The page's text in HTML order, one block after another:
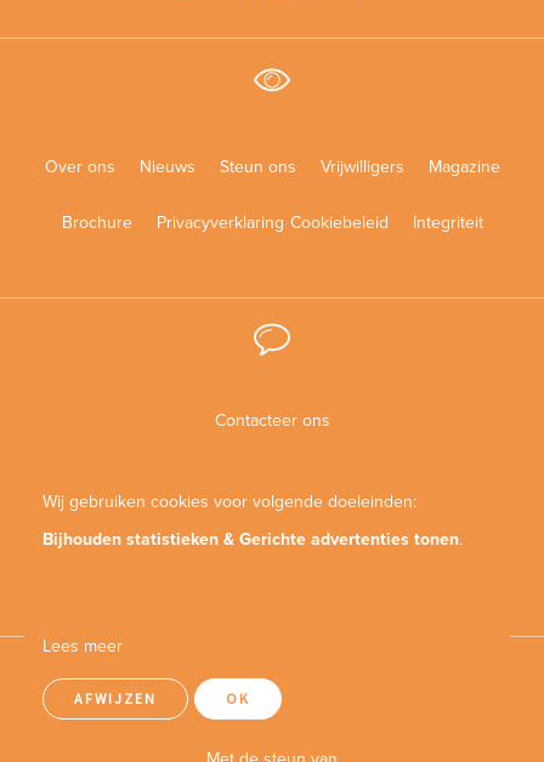
Over ons Nieuws Steun ons Vrijwilligers Magazine
Brochure Privacyverklaring Cookiebeleid Integriteit
Contacteer ons
Wij gebruiken cookies voor volgende doeleinden:
Bijhouden statistieken & Gerichte advertenties tonen.
Lees meer
AFWIJZEN OK